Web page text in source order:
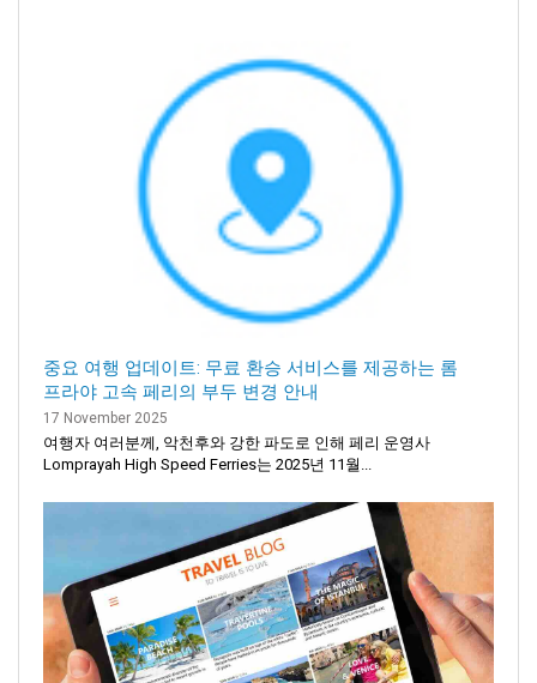
중요 여행 업데이트: 무료 환승 서비스를 제공하는 롬
프라야 고속 페리의 부두 변경 안내
17 November 2025
여행자 여러분께, 악천후와 강한 파도로 인해 페리 운영사
Lomprayah High Speed Ferries는 2025년 11월...